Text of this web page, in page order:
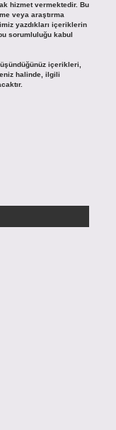
hizmet vermektedir. Bu
veya araştırma
yazdıkları içeriklerin
sorumluluğu kabul
içerikleri,
halinde, ilgili